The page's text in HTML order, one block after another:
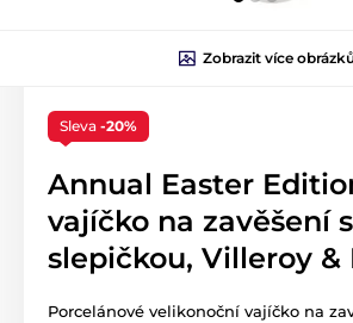
Zobrazit více
Sleva -20%
Annual Easter
vajíčko na zavěšení
slepičkou, Villeroy &
Porcelánové velikonoční vajíčko na